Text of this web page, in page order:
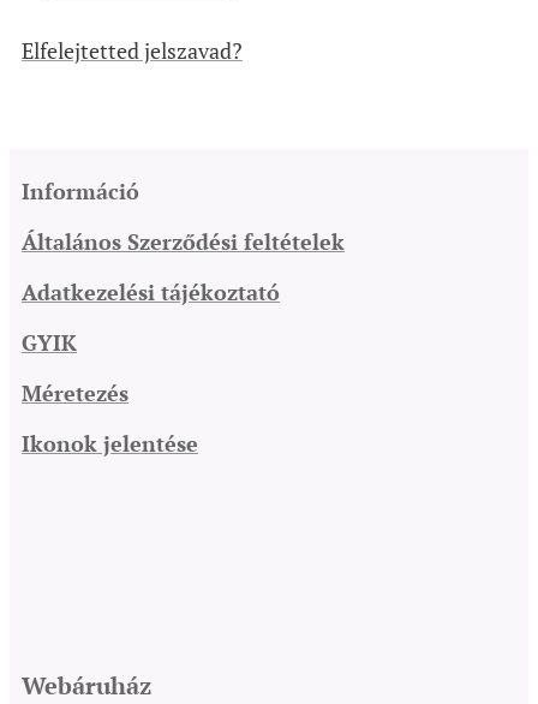
Elfelejtetted jelszavad?
Információ
Általános Szerződési feltételek
Adatkezelési tájékoztató
GYIK
Méretezés
Ikonok jelentése
Webáruház